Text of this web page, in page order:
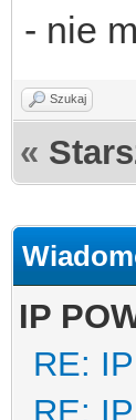
- nie
Szukaj
«
IP
RE:
RE: